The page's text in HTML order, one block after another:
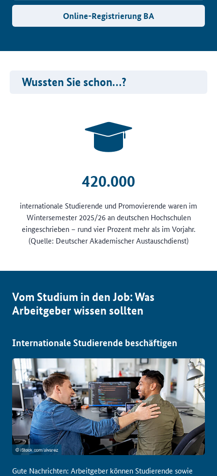
Online-Registrierung BA
Wussten Sie schon…?
420.000
internationale Studierende und Promovierende waren im
Wintersemester 2025/26 an deutschen Hochschulen
eingeschrieben – rund vier Prozent mehr als im Vorjahr.
(Quelle: Deutscher Akademischer Austauschdienst)
Vom Studium in den Job: Was
Arbeitgeber wissen sollten
Internationale Studierende beschäftigen
Gute Nachrichten: Arbeitgeber können Studierende sowie